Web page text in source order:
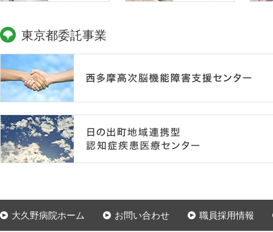
東京都委託事業
大久野病院ホーム お問い合わせ 職員採用情報